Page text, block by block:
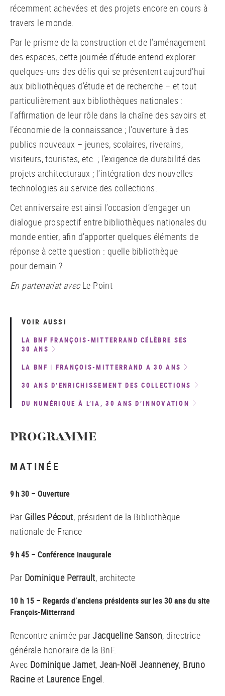
récemment achevées et des projets encore en cours à
travers le monde.
Par le prisme de la construction et de l’aménagement
des espaces, cette journée d’étude entend explorer
quelques-uns des défis qui se présentent aujourd’hui
aux bibliothèques d’étude et de recherche – et tout
particulièrement aux bibliothèques nationales :
l’affirmation de leur rôle dans la chaîne des savoirs et
l’économie de la connaissance ; l’ouverture à des
publics nouveaux – jeunes, scolaires, riverains,
visiteurs, touristes, etc. ; l’exigence de durabilité des
projets architecturaux ; l’intégration des nouvelles
technologies au service des collections.
Cet anniversaire est ainsi l’occasion d’engager un
dialogue prospectif entre bibliothèques nationales du
monde entier, afin d’apporter quelques éléments de
réponse à cette question : quelle bibliothèque
pour demain ?
En partenariat avec Le Point
VOIR AUSSI
LA BNF FRANÇOIS-MITTERRAND CÉLÈBRE SES
30 ANS
LA BNF | FRANÇOIS-MITTERRAND A 30 ANS
30 ANS D’ENRICHISSEMENT DES COLLECTIONS
DU NUMÉRIQUE À L’IA, 30 ANS D’INNOVATION
PROGRAMME
MATINÉE
9 h 30 – Ouverture
Par Gilles Pécout, président de la Bibliothèque
nationale de France
9 h 45 – Conférence inaugurale
Par Dominique Perrault, architecte
10 h 15 – Regards d’anciens présidents sur les 30 ans du site
François-Mitterrand
Rencontre animée parJacqueline Sanson, directrice
générale honoraire de la BnF.
Avec Dominique Jamet, Jean-Noël Jeanneney, Bruno
Racineet Laurence Engel